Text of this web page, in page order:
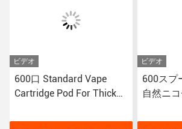
ビデオ
600口 Standard Vape
Cartridge Pod For Thick
人気のあるvapeEタバコカ
ビデオ
600スプ
自然ニ